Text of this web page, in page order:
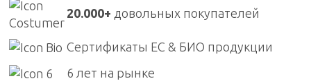
20.000+ довольных покупателей
Сертификаты ЕС & БИО продукции
6 лет на рынке